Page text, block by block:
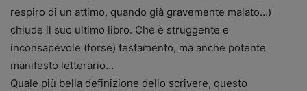
respiro di un attimo, quando già gravemente malato…)
chiude il suo ultimo libro. Che è struggente e
inconsapevole (forse) testamento, ma anche potente
manifesto letterario…
Quale più bella definizione dello scrivere, questo